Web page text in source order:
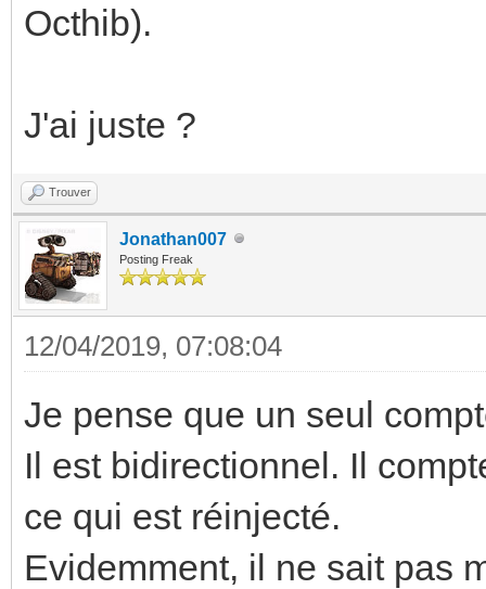
Octhib).
J'ai juste ?
Trouver
Jonathan007
Posting Freak
12/04/2019, 07:08:04
Je pense que un seul
Il est bidirectionnel. Il
ce qui est réinjecté.
Evidemment, il ne sait pas